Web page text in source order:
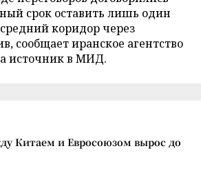
срок оставить лишь один
коридор через
сообщает иранское агентство
источник в МИД.
Китаем и Евросоюзом вырос до